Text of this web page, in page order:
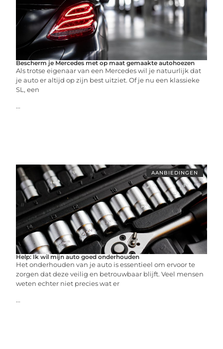
Bescherm je Mercedes met op maat gemaakte autohoezen
Als trotse eigenaar van een Mercedes wil je natuurlijk dat
je auto er altijd op zijn best uitziet. Of je nu een klassieke
SL, een
...
AANBIEDINGEN
Help: Ik wil mijn auto goed onderhouden
Het onderhouden van je auto is essentieel om ervoor te
zorgen dat deze veilig en betrouwbaar blijft. Veel mensen
weten echter niet precies wat er
...